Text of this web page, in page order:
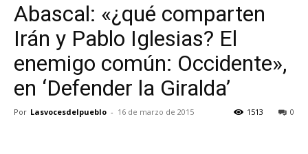
Abascal: «¿qué comparten
Irán y Pablo Iglesias? El
enemigo común: Occidente»,
en ‘Defender la Giralda’
Por Lasvocesdelpueblo - 16 de marzo de 2015 0
1513